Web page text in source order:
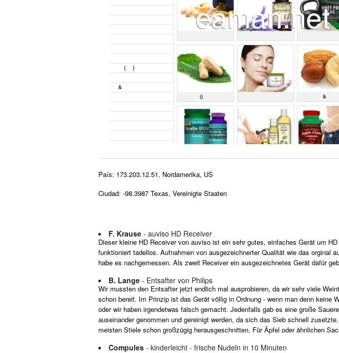
País: 173.203.12.51, Nordamerika, US
Ciudad: -98.3987 Texas, Vereinigte Staaten
F. Krause - auviso HD Receiver
Dieser kleine HD Receiver von auviso ist ein sehr gutes, einfaches Gerät um
funktioniert tadellos. Aufnahmen von ausgezeichnerter Qualität wie das orginal
habe es nachgemessen. Als zweit Receiver ein ausgezeichnetes Gerät dafür
B. Lange - Entsafter von Philips
Wir mussten den Entsafter jetzt endlich mal ausprobieren, da wir sehr viele
schon bereit. Im Prinzip ist das Gerät völlig in Ordnung - wenn man denn
oder wir haben irgendetwas falsch gemacht. Jedenfalls gab es eine große
auseinander genommen und gereinigt werden, da sich das Sieb schnell
meisten Stiele schon großzügig herausgeschnitten. Für Äpfel oder ähnlichen
Compules - kinderleicht - frische Nudeln in 10 Minuten